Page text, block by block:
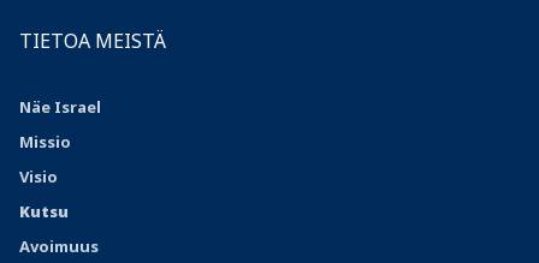
TIETOA MEISTÄ
Näe Israel
Missio
Visio
Kutsu
Avoimuus